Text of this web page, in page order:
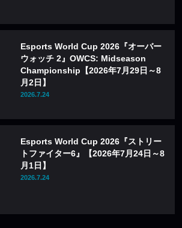
Esports World Cup 2026『オーバー
ウォッチ 2』OWCS: Midseason
Championship【2026年7月29日～8
月2日】
2026.7.24
Esports World Cup 2026『ストリー
トファイター6』【2026年7月24日～8
月1日】
2026.7.24